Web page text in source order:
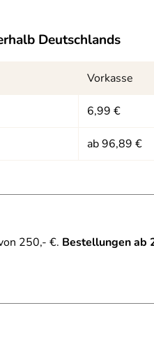
Deutschlands
Vorkasse
6,99 €
ab 96,89 €
250,- €. Bestellungen ab